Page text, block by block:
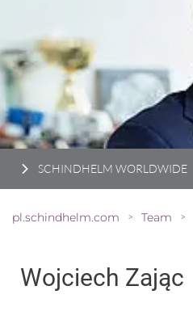
SCHINDHELM WORLDWIDE
pl.schindhelm.com > Team >
Wojciech Zając